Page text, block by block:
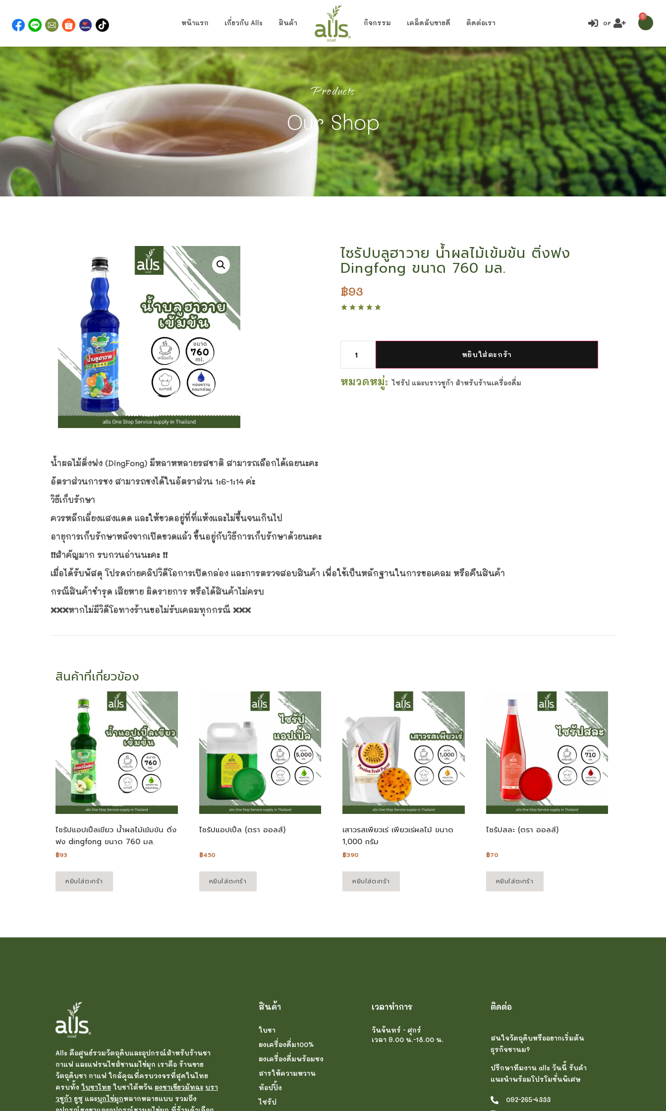
หน้าแรก เกี่ยวกับ Alls สินค้า กิจกรรม เคล็ดลับขายดี ติดต่อเรา or
0
สินค้า > ไซรัป และบราวชูก้า สำหรับร้านเครื่องดื่ม> ไซรัปบลูฮาวาย น้ำผลไม้เข้มข้น ติ่งฟง dingfong ขนาด 760 มล.
Products
Our Shop
ไซรัปบลูฮาวาย น้ำผลไม้เข้มข้น ติ่งฟง
Dingfong ขนาด 760 มล.
฿93
หยิบใส่ตะกร้า
หมวดหมู่:ไซรัป และบราวชูก้า สำหรับร้านเครื่องดื่ม
น้ำผลไม้ติ่งฟง (DingFong) มีหลาหหลายรสชาติ สามารถเลือกได้เลยนะคะ
อัตราส่วนการชง สามารถชงได้ในอัตราส่วน 1:6-1:14 ค่ะ
วิธีเก็บรักษา
ควรหลีกเลี่ยงแสงแดด และให้ขวดอยู่ที่ที่แห้งและไม่ชื้นจนเกินไป
อายุการเก็บรักษาหลังจากเปิดขวดแล้ว ขึ้นอยู่กับวิธีการเก็บรักษาด้วยนะคะ
❗️❗️สำคัญมาก รบกวนอ่านนะคะ ❗️❗️
เมื่อได้รับพัสดุ โปรดถ่ายคลิปวิดีโอการเปิดกล่อง และการตรวจสอบสินค้า เพื่อใช้เป็นหลักฐานในการขอเคลม หรือคืนสินค้า
กรณีสินค้าชำรุด เสียหาย ผิดรายการ หรือได้สินค้าไม่ครบ
❌❌❌หากไม่มีวิดีโอทางร้านขอไม่รับเคลมทุกกรณี ❌❌❌
สินค้าที่เกี่ยวข้อง
ไซรัปแอปเปิ้ลเขียว น้ำผลไม้เข้มข้น ติ่ง
ฟง dingfong ขนาด 760 มล.
฿93
หยิบใส่ตะกร้า
ไซรัปแอปเปิ้ล (ตรา ออลส์)
฿450
หยิบใส่ตะกร้า
เสาวรสเพียวเร่ เพียวเร่ผลไม้ ขนาด
1,000 กรัม
฿390
หยิบใส่ตะกร้า
ไซรัปสละ (ตรา ออลส์)
฿70
หยิบใส่ตะกร้า
Alls คือศูนย์รวมวัตถุดิบและอุปกรณ์สำหรับร้านชา
กาแฟ และแฟรนไชส์ชานมไข่มุก เราคือ ร้านขาย
วัตถุดิบชา กาแฟ ใกล้คุณที่ครบวงจรที่สุดในไทย
ครบทั้ง ใบชาไทย ใบชาไต้หวัน ผงชาเขียวมัทฉะ บรา
วชูก้า ยูซุ และบุกไข่มุกหลากหลายแบบ รวมถึง
สินค้า
ใบชา
ผงเครื่องดื่ม100%
ผงเครื่องดื่มพร้อมชง
สารให้ความหวาน
ท้อปปิ้ง
ไซรัป
เวลาทำการ
วันจันทร์ - ศุกร์
เวลา 9.00 น.-18.00 น.
ติดต่อ
สนใจวัตถุดิบหรืออยากเริ่มต้น
ธุรกิจชานม?
ปรึกษาทีมงาน alls วันนี้ รับคำ
แนะนำพร้อมโปรโมชั่นพิเศษ
092-265-4333